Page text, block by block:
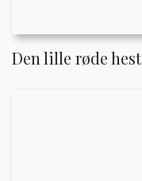
Den lille røde hest